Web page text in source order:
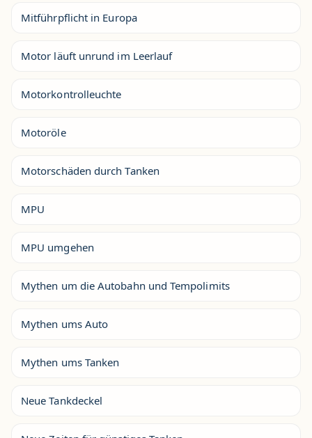
Mitführpflicht in Europa
Motor läuft unrund im Leerlauf
Motorkontrolleuchte
Motoröle
Motorschäden durch Tanken
MPU
MPU umgehen
Mythen um die Autobahn und Tempolimits
Mythen ums Auto
Mythen ums Tanken
Neue Tankdeckel